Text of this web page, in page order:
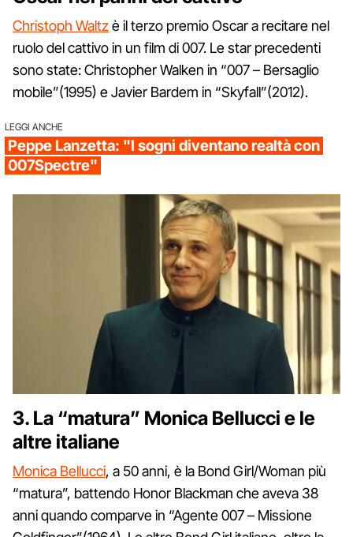
Christoph Waltzè il terzo premio Oscar a recitare nel
ruolo del cattivo in un film di 007. Le star precedenti
sono state: Christopher Walken in “007 – Bersaglio
mobile”(1995) e Javier Bardem in “Skyfall”(2012).
LEGGI ANCHE
Peppe Lanzetta: "I sogni diventano realtà con
007Spectre"
3. La “matura” Monica Bellucci e le
altre italiane
Monica Bellucci, a 50 anni, è la Bond Girl/Woman più
“matura”, battendo Honor Blackman che aveva 38
anni quando comparve in “Agente 007 – Missione